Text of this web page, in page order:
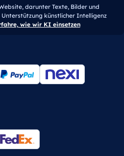
darunter Texte, Bilder und
Unterstützung künstlicher Intelligenz
wie wir KI einsetzen